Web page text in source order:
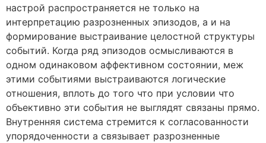
настрой распространяется не только на
интерпретацию разрозненных эпизодов, а и на
формирование выстраивание целостной структуры
событий. Когда ряд эпизодов осмысливаются в
одном одинаковом аффективном состоянии, меж
этими событиями выстраиваются логические
отношения, вплоть до того что при условии что
объективно эти события не выглядят связаны прямо.
Внутренняя система стремится к согласованности
упорядоченности а связывает разрозненные